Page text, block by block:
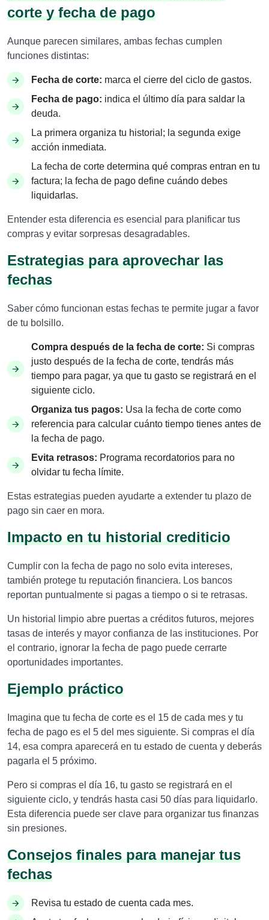
corte y fecha de pago
Aunque parecen similares, ambas fechas cumplen
funciones distintas:
Fecha de corte: marca el cierre del ciclo de gastos.
Fecha de pago: indica el último día para saldar la
deuda.
La primera organiza tu historial; la segunda exige
acción inmediata.
La fecha de corte determina qué compras entran en tu
factura; la fecha de pago define cuándo debes
liquidarlas.
Entender esta diferencia es esencial para planificar tus
compras y evitar sorpresas desagradables.
Estrategias para aprovechar las
fechas
Saber cómo funcionan estas fechas te permite jugar a favor
de tu bolsillo.
Compra después de la fecha de corte: Si compras
justo después de la fecha de corte, tendrás más
tiempo para pagar, ya que tu gasto se registrará en el
siguiente ciclo.
Organiza tus pagos: Usa la fecha de corte como
referencia para calcular cuánto tiempo tienes antes de
la fecha de pago.
Evita retrasos: Programa recordatorios para no
olvidar tu fecha límite.
Estas estrategias pueden ayudarte a extender tu plazo de
pago sin caer en mora.
Impacto en tu historial crediticio
Cumplir con la fecha de pago no solo evita intereses,
también protege tu reputación financiera. Los bancos
reportan puntualmente si pagas a tiempo o si te retrasas.
Un historial limpio abre puertas a créditos futuros, mejores
tasas de interés y mayor confianza de las instituciones. Por
el contrario, ignorar la fecha de pago puede cerrarte
oportunidades importantes.
Ejemplo práctico
Imagina que tu fecha de corte es el 15 de cada mes y tu
fecha de pago es el 5 del mes siguiente. Si compras el día
14, esa compra aparecerá en tu estado de cuenta y deberás
pagarla el 5 próximo.
Pero si compras el día 16, tu gasto se registrará en el
siguiente ciclo, y tendrás hasta casi 50 días para liquidarlo.
Esta diferencia puede ser clave para organizar tus finanzas
sin presiones.
Consejos finales para manejar tus
fechas
Revisa tu estado de cuenta cada mes.